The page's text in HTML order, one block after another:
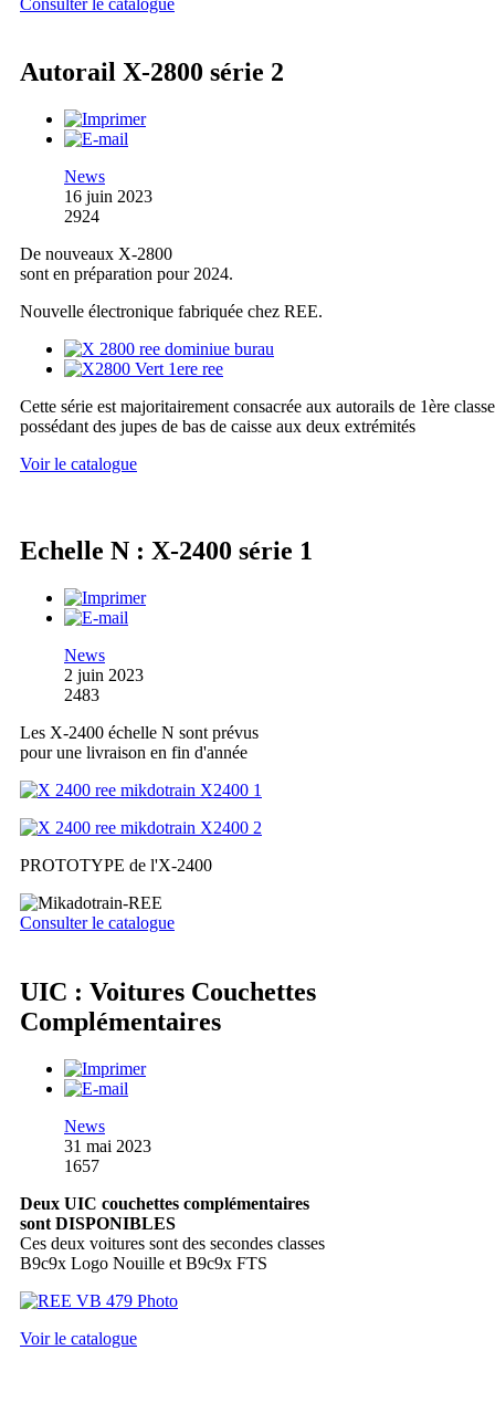
Autorail X-2800 série 2
News
16 juin 2023
2924
De nouveaux X-2800
sont en préparation pour 2024.
Nouvelle électronique fabriquée chez REE.
Cette série est majoritairement consacrée aux autorails de 1ère classe
possédant des jupes de bas de caisse aux deux extrémités
Voir le catalogue
Echelle N : X-2400 série 1
News
2 juin 2023
2483
Les X-2400 échelle N sont prévus
pour une livraison en fin d'année
PROTOTYPE de l'X-2400
Consulter le catalogue
UIC : Voitures Couchettes
Complémentaires
News
31 mai 2023
1657
Deux UIC couchettes complémentaires
sont DISPONIBLES
Ces deux voitures sont des secondes classes
B9c9x Logo Nouille et B9c9x FTS
Voir le catalogue